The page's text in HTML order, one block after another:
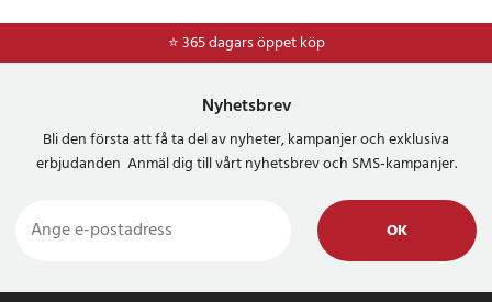
⭐ 365 dagars öppet köp
Nyhetsbrev
Bli den första att få ta del av nyheter, kampanjer och exklusiva
erbjudanden Anmäl dig till vårt nyhetsbrev och SMS-kampanjer.
OK